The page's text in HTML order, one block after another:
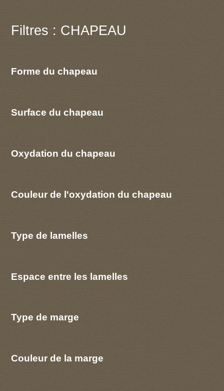
Filtres : CHAPEAU
Forme du chapeau
Surface du chapeau
Oxydation du chapeau
Couleur de l'oxydation du chapeau
Type de lamelles
Espace entre les lamelles
Type de marge
Couleur de la marge